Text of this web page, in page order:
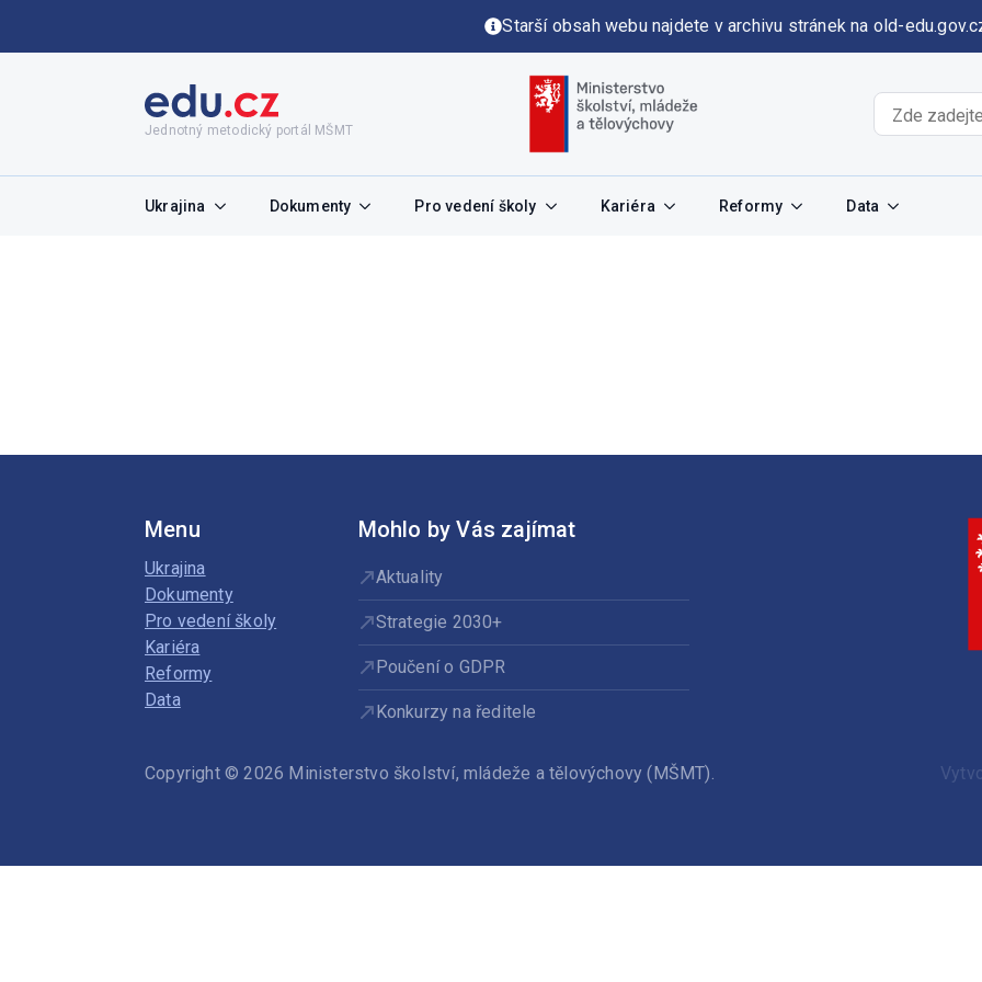
Starší obsah webu najdete v archivu stránek na old-
Jednotný metodický portál MŠMT
Ukrajina Dokumenty Pro vedení školy Kariéra Reformy Data
Menu
Ukrajina
Dokumenty
Pro vedení školy
Kariéra
Reformy
Data
Mohlo by Vás zajímat
Aktuality
Strategie 2030+
Poučení o GDPR
Konkurzy na ředitele
Copyright © 2026 Ministerstvo školství, mládeže a tělovýchovy (MŠMT).